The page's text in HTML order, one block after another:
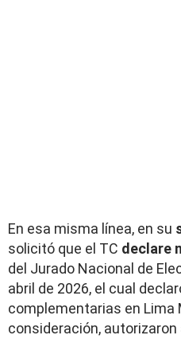
En esa misma línea, en su
solicitó que el TC declare
del Jurado Nacional de
abril de 2026, el cual
complementarias en Lima
consideración,